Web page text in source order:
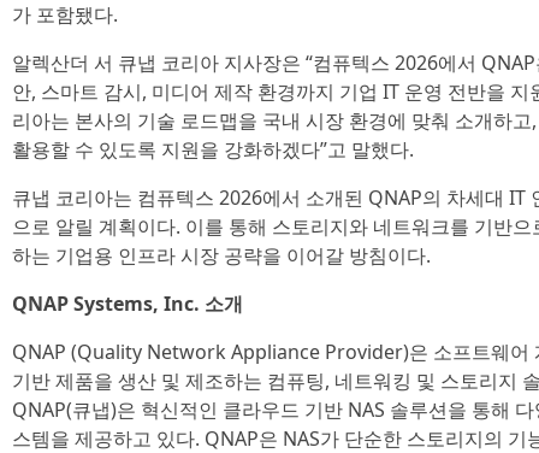
가 포함됐다.
알렉산더 서 큐냅 코리아 지사장은 “컴퓨텍스 2026에서
안, 스마트 감시, 미디어 제작 환경까지 기업 IT 운영 전반을
리아는 본사의 기술 로드맵을 국내 시장 환경에 맞춰 소개하
활용할 수 있도록 지원을 강화하겠다”고 말했다.
큐냅 코리아는 컴퓨텍스 2026에서 소개된 QNAP의 차세대 IT
으로 알릴 계획이다. 이를 통해 스토리지와 네트워크를 기반으
하는 기업용 인프라 시장 공략을 이어갈 방침이다.
QNAP Systems, Inc. 소개
QNAP (Quality Network Appliance Provider)은 소프트웨어
기반 제품을 생산 및 제조하는 컴퓨팅, 네트워킹 및 스토리지
QNAP(큐냅)은 혁신적인 클라우드 기반 NAS 솔루션을 통해
스템을 제공하고 있다. QNAP은 NAS가 단순한 스토리지의